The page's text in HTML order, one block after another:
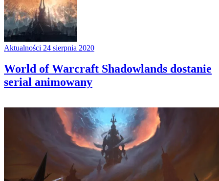
Aktualności 24 sierpnia 2020
World of Warcraft Shadowlands dostanie
serial animowany